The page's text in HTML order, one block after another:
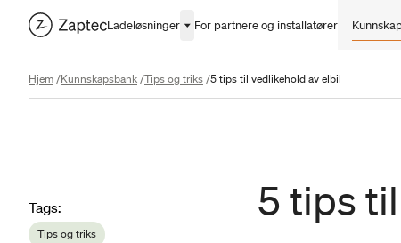
Ladeløsninger For partnere og installatører
Hjem/Kunnskapsbank/Tips og triks/5 tips til vedlikehold av elbil
5 tips
Article metadata
Tags:
Tips og triks